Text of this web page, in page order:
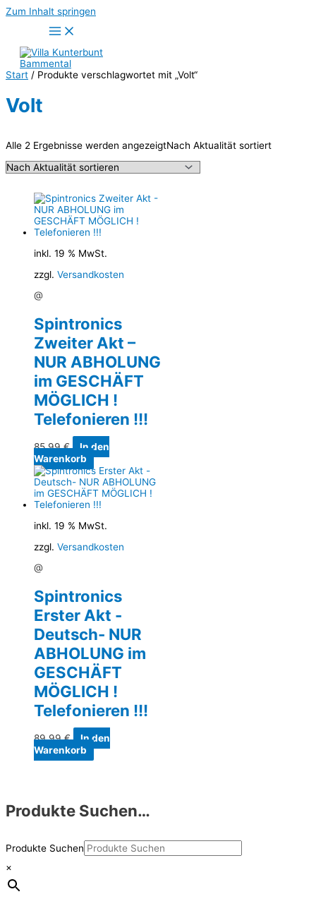
Zum Inhalt springen
Start / Produkte verschlagwortet mit „Volt“
Volt
Alle 2 Ergebnisse werden angezeigtNach Aktualität sortiert
inkl. 19 % MwSt.
zzgl. Versandkosten
@
Spintronics
Zweiter Akt –
NUR ABHOLUNG
im GESCHÄFT
MÖGLICH !
Telefonieren !!!
85,99€
In den
Warenkorb
inkl. 19 % MwSt.
zzgl. Versandkosten
@
Spintronics
Erster Akt -
Deutsch- NUR
ABHOLUNG im
GESCHÄFT
MÖGLICH !
Telefonieren !!!
89,99€
In den
Warenkorb
Produkte Suchen…
Produkte Suchen
×